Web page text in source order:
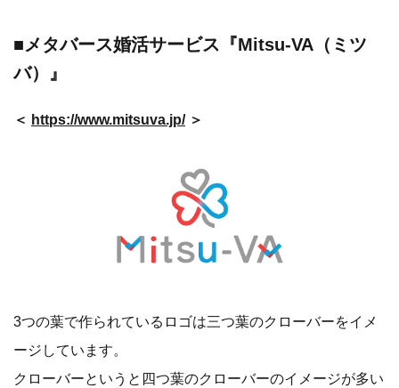
■メタバース婚活サービス『Mitsu-VA（ミツ
バ）』
＜ https://www.mitsuva.jp/ ＞
3つの葉で作られているロゴは三つ葉のクローバーをイメ
ージしています。
クローバーというと四つ葉のクローバーのイメージが多い